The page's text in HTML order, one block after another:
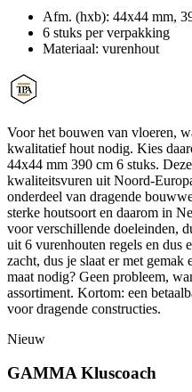
Afm. (hxb): 44x44 mm,
6 stuks per verpakking
Materiaal: vurenhout
Voor het bouwen van vloeren,
kwalitatief hout nodig. Kies
44x44 mm 390 cm 6 stuks.
kwaliteitsvuren uit Noord-
onderdeel van dragende
sterke houtsoort en daarom in
voor verschillende doeleinden,
uit 6 vurenhouten regels en dus
zacht, dus je slaat er met
maat nodig? Geen probleem,
assortiment. Kortom: een
voor dragende constructies.
Nieuw
GAMMA Kluscoach